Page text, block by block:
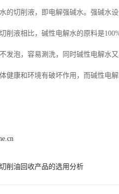
的切削液，即电解强碱水。强碱水设
削液相比，碱性电解水的原料是
发泡，容易涮洗，同时碱性电解水
健康和环境有破坏作用，而碱性电
削油回收产品的选用分析